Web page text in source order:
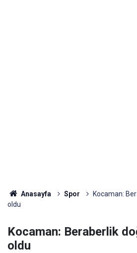
Anasayfa Spor
Kocaman:
oldu
Kocaman: Beraberlik
oldu